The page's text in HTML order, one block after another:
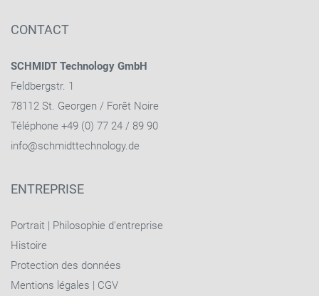
CONTACT
SCHMIDT Technology GmbH
Feldbergstr. 1
78112 St. Georgen / Forêt Noire
Téléphone +49 (0) 77 24 / 89 90
info@schmidttechnology.de
ENTREPRISE
Portrait | Philosophie d'entreprise
Histoire
Protection des données
Mentions légales | CGV